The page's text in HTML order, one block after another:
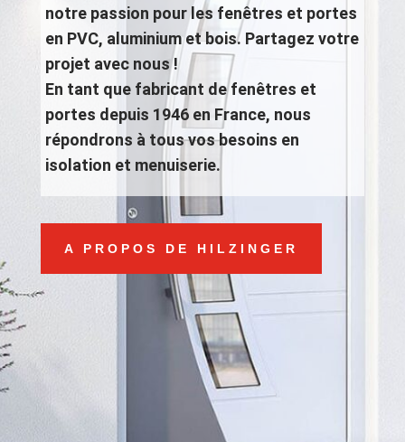
notre passion pour les fenêtres et portes
en PVC, aluminium et bois. Partagez votre
projet avec nous !
En tant que fabricant de fenêtres et
portes depuis 1946 en France, nous
répondrons à tous vos besoins en
isolation et menuiserie.
A PROPOS DE HILZINGER